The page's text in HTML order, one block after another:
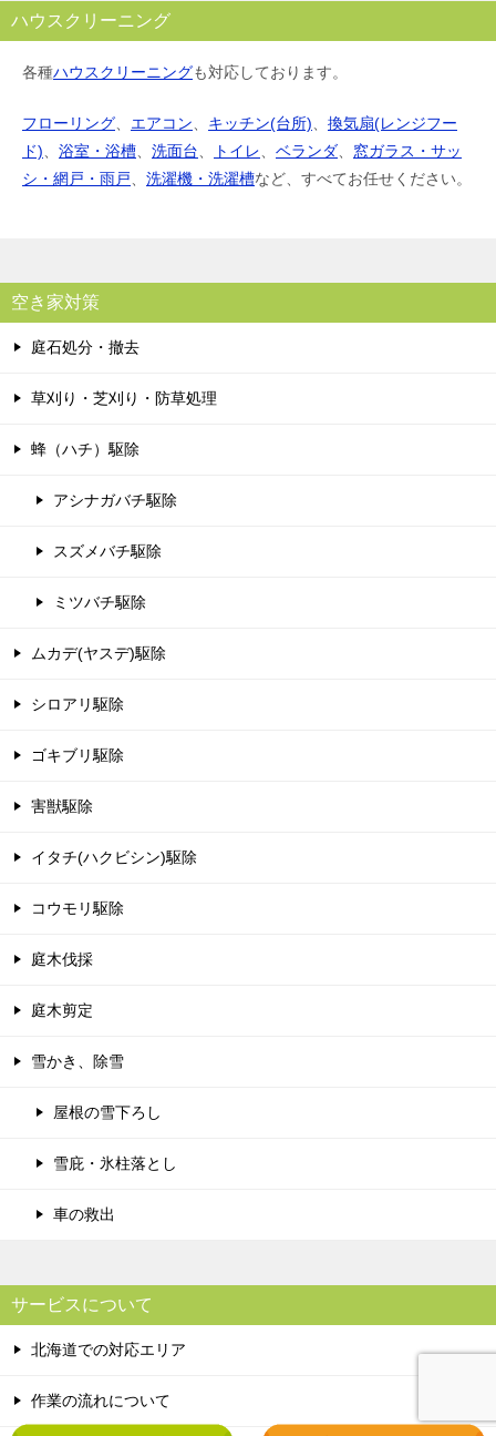
ハウスクリーニング
各種ハウスクリーニングも対応しております。
フローリング エアコン キッチン(台所)
換気扇(レンジフー
ド)
浴室・浴槽 洗面台 トイレ ベランダ
窓ガラス・サッ
シ・網戸・雨戸
洗濯機・洗濯槽など、すべてお任せください。
空き家対策
庭石処分・撤去
草刈り・芝刈り・防草処理
蜂（ハチ）駆除
アシナガバチ駆除
スズメバチ駆除
ミツバチ駆除
ムカデ(ヤスデ)駆除
シロアリ駆除
ゴキブリ駆除
害獣駆除
イタチ(ハクビシン)駆除
コウモリ駆除
庭木伐採
庭木剪定
雪かき、除雪
屋根の雪下ろし
雪庇・氷柱落とし
車の救出
サービスについて
北海道での対応エリア
作業の流れについて